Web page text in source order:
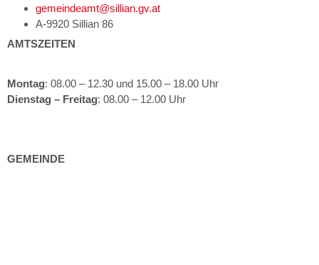
gemeindeamt@sillian.gv.at
A-9920 Sillian 86
AMTSZEITEN
Montag: 08.00 – 12.30 und 15.00 – 18.00 Uhr
Dienstag – Freitag: 08.00 – 12.00 Uhr
GEMEINDE